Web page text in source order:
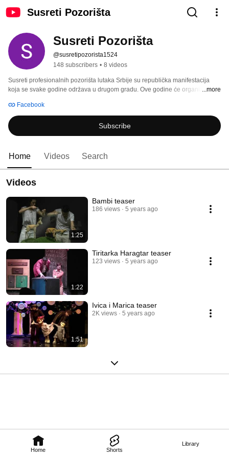
Susreti Pozorišta
Home Shorts
Library
Susreti Pozorišta
@susretipozorista1524
148 subscribers • 8 videos
Susreti profesionalnih pozorišta lutaka Srbije su republička manifestacija
koja se svake godine održava u drugom gradu. Ove godine će organizator
emitovane onlajn od 20. - 28. aprila, 2021. godine.
...more
Facebook
Subscribe
Home Videos Search
Videos
1:25
Bambi teaser
186 views 5 years ago
1:22
Tiritarka Haragtar teaser
123 views 5 years ago
1:51
Ivica i Marica teaser
2K views 5 years ago